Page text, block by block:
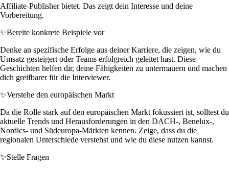
Affiliate-Publisher bietet. Das zeigt dein Interesse und deine
Vorbereitung.
✨Bereite konkrete Beispiele vor
Denke an spezifische Erfolge aus deiner Karriere, die zeigen, wie du
Umsatz gesteigert oder Teams erfolgreich geleitet hast. Diese
Geschichten helfen dir, deine Fähigkeiten zu untermauern und machen
dich greifbarer für die Interviewer.
✨Verstehe den europäischen Markt
Da die Rolle stark auf den europäischen Markt fokussiert ist, solltest du
aktuelle Trends und Herausforderungen in den DACH-, Benelux-,
Nordics- und Südeuropa-Märkten kennen. Zeige, dass du die
regionalen Unterschiede verstehst und wie du diese nutzen kannst.
✨Stelle Fragen